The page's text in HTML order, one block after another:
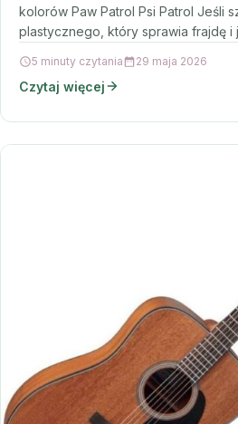
kolorów Paw Patrol Psi Patrol Jeśli
plastycznego, który sprawia frajdę
5 minuty czytania 29 maja 2026
Czytaj więcej